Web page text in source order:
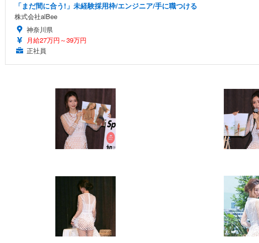
「まだ間に合う!」未経験採用枠/エンジニア/手に職つける
株式会社alBee
神奈川県
月給27万円～39万円
正社員